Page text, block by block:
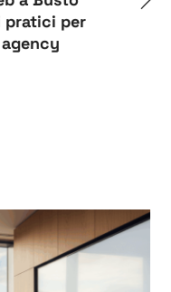
pratici per